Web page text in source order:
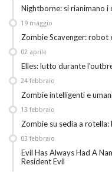
Nightborne: si rianimano
Zombie Scavenger: robot
19 maggio
Elles: lutto durante
02 aprile
Zombie intelligenti e
24 febbraio
Zombie su sedia a rotella:
13 febbraio
Evil Has Always Had A
Resident Evil
03 febbraio